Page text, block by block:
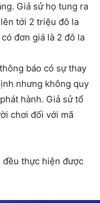
Giả sử họ tung ra
tới 2 triệu đô la
đơn giá là 2 đô la
báo có sự thay
nhưng không quy
hành. Giả sử tổ
chơi đối với mã
đều thực hiện được